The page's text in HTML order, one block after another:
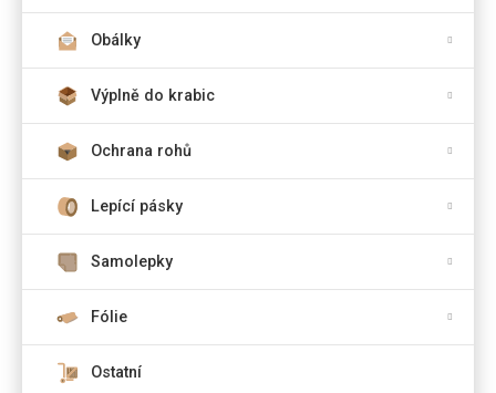
Obálky
Výplně do krabic
Ochrana rohů
Lepící pásky
Samolepky
Fólie
Ostatní